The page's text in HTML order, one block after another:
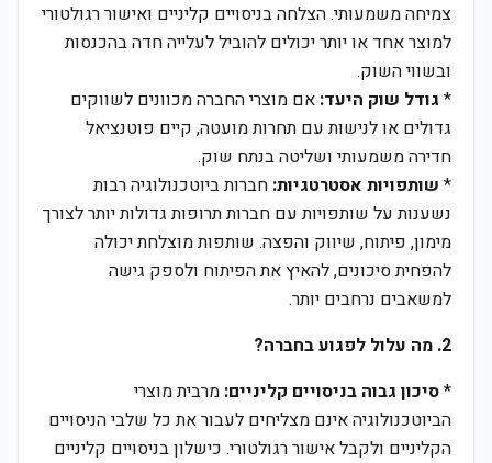
צמיחה משמעותי. הצלחה בניסויים קליניים ואישור רגולטורי
למוצר אחד או יותר יכולים להוביל לעלייה חדה בהכנסות
ובשווי השוק.
* גודל שוק היעד: אם מוצרי החברה מכוונים לשווקים
גדולים או לנישות עם תחרות מועטה, קיים פוטנציאל
חדירה משמעותי ושליטה בנתח שוק.
* שותפויות אסטרטגיות: חברות ביוטכנולוגיה רבות
נשענות על שותפויות עם חברות תרופות גדולות יותר לצורך
מימון, פיתוח, שיווק והפצה. שותפות מוצלחת יכולה
להפחית סיכונים, להאיץ את הפיתוח ולספק גישה
למשאבים נרחבים יותר.
2. מה עלול לפגוע בחברה?
*סיכון גבוה בניסויים קליניים: מרבית מוצרי
הביוטכנולוגיה אינם מצליחים לעבור את כל שלבי הניסויים
הקליניים ולקבל אישור רגולטורי. כישלון בניסויים קליניים